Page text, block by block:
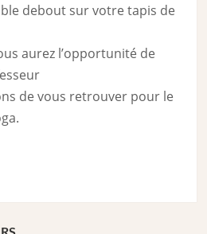
debout sur votre tapis de
aurez l’opportunité de
de vous retrouver pour le